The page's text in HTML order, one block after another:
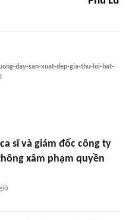
day-san-xuat-dep-gia-thu-loi-bat-
sĩ và giám đốc công ty
xâm phạm quyền